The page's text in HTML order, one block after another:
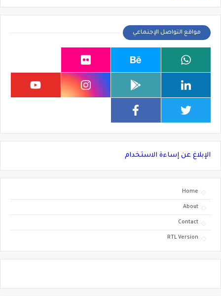
مواقع التواصل الإجتماعي
الإبلاغ عن إساءة الاستخدام
Home
About
Contact
RTL Version